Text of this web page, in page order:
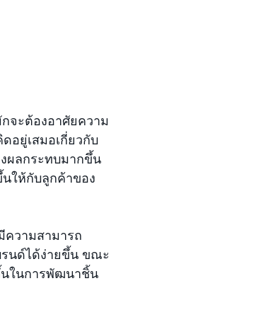
จะต้องอาศัยความ
อยู่เสมอเกี่ยวกับ
ผลกระทบมากขึ้น
ให้กับลูกค้าของ
วามสามารถ
นด์ได้ง่ายขึ้น ขณะ
ในการพัฒนาชิ้น